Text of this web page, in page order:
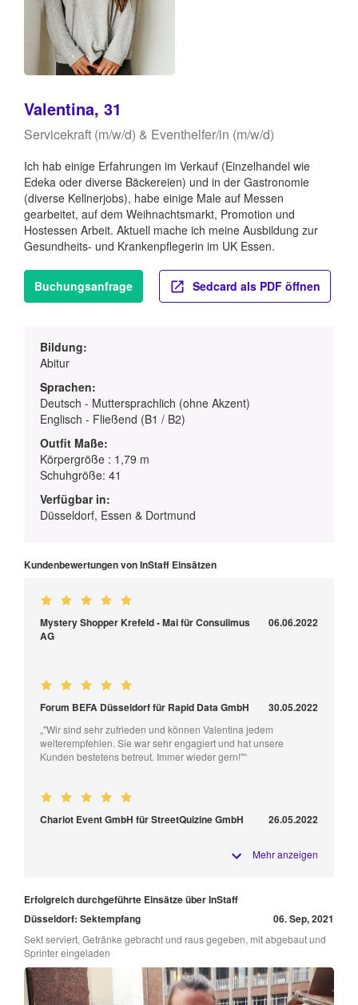
Valentina, 31
Servicekraft (m/w/d) & Eventhelfer/in (m/w/d)
Ich hab einige Erfahrungen im Verkauf (Einzelhandel wie
Edeka oder diverse Bäckereien) und in der Gastronomie
(diverse Kellnerjobs), habe einige Male auf Messen
gearbeitet, auf dem Weihnachtsmarkt, Promotion und
Hostessen Arbeit. Aktuell mache ich meine Ausbildung zur
Gesundheits- und Krankenpflegerin im UK Essen.
Buchungsanfrage Sedcard als PDF öffnen
Bildung:
Abitur
Sprachen:
Deutsch - Muttersprachlich (ohne Akzent)
Englisch - Fließend (B1 / B2)
Outfit Maße:
Körpergröße : 1,79 m
Schuhgröße: 41
Verfügbar in:
Düsseldorf, Essen & Dortmund
Kundenbewertungen von InStaff Einsätzen
Mystery Shopper Krefeld - Mai für Consulimus
AG
06.06.2022
Forum BEFA Düsseldorf für Rapid Data GmbH 30.05.2022
„"Wir sind sehr zufrieden und können Valentina jedem
weiterempfehlen. Sie war sehr engagiert und hat unsere
Kunden bestetens betreut. Immer wieder gern!"“
Chariot Event GmbH für StreetQuizine GmbH 26.05.2022
Mehr anzeigen
Erfolgreich durchgeführte Einsätze über InStaff
Düsseldorf: Sektempfang
06. Sep, 2021
Sekt serviert, Getränke gebracht und raus gegeben, mit abgebaut und
Sprinter eingeladen